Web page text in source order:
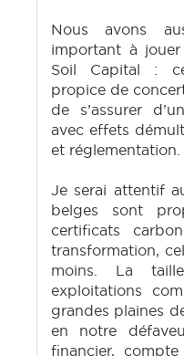
Nous avons
important à
Soil Capital :
propice de
de s’assurer
avec effets
et réglementation.
Je serai attentif
belges sont
certificats
transformation,
moins. La
exploitations
grandes plaines
en notre
financier,